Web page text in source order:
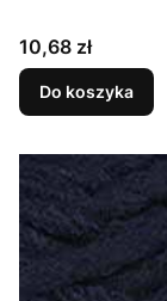
Cena
10,68 zł
Do koszyka